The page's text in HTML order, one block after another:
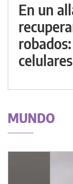
En un
MUNDO